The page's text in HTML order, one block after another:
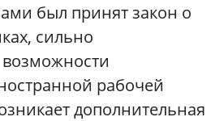
был принят закон о
сильно
рабочей
дополнительная